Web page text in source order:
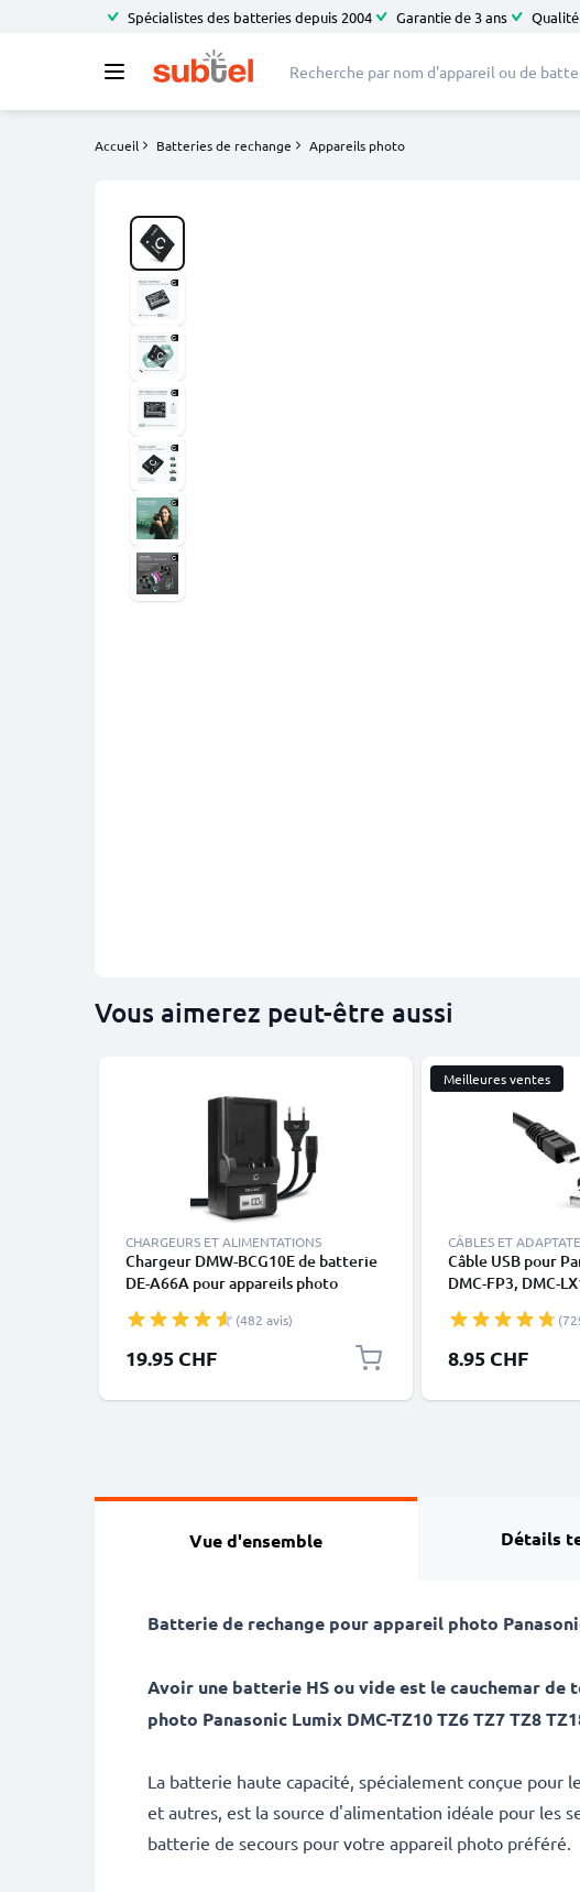
Spécialistes des batteries depuis 2004 Garantie de 3 ans
Accueil Batteries de rechange Appareils photo
Vous aimerez peut-être aussi
CHARGEURS ET ALIMENTATIONS
Chargeur DMW-BCG10E de batterie
DE-A66A pour appareils photo
TZ8 TZ18 TZ20 TZ25 TZ30 TZ31 TZ35
DMC-ZX1 de CELLONIC
(482 avis)
19.95 CHF
Meilleures ventes
CÂBLES ET
Câble USB pour
DMC-FP3, DMC-
GM5, DMC-GM1,
TZ5, DMC-GX7,
SZ10, DMC-G7,
8.95 CHF
Vue d'ensemble Détails
Batterie de rechange pour appareil photo
Avoir une batterie HS ou vide est le cauchemar
photo Panasonic Lumix DMC-TZ10 TZ6 TZ7 TZ8
La batterie haute capacité, spécialement conçue pour
et autres, est la source d'alimentation idéale pour les
batterie de secours pour votre appareil photo préféré.